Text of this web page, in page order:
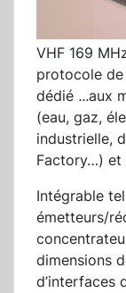
VHF 169
protocole
dédié ...aux
(eau, gaz,
industrielle,
Factory…) et
Intégrable
émetteurs/
dimensions
d’interfaces